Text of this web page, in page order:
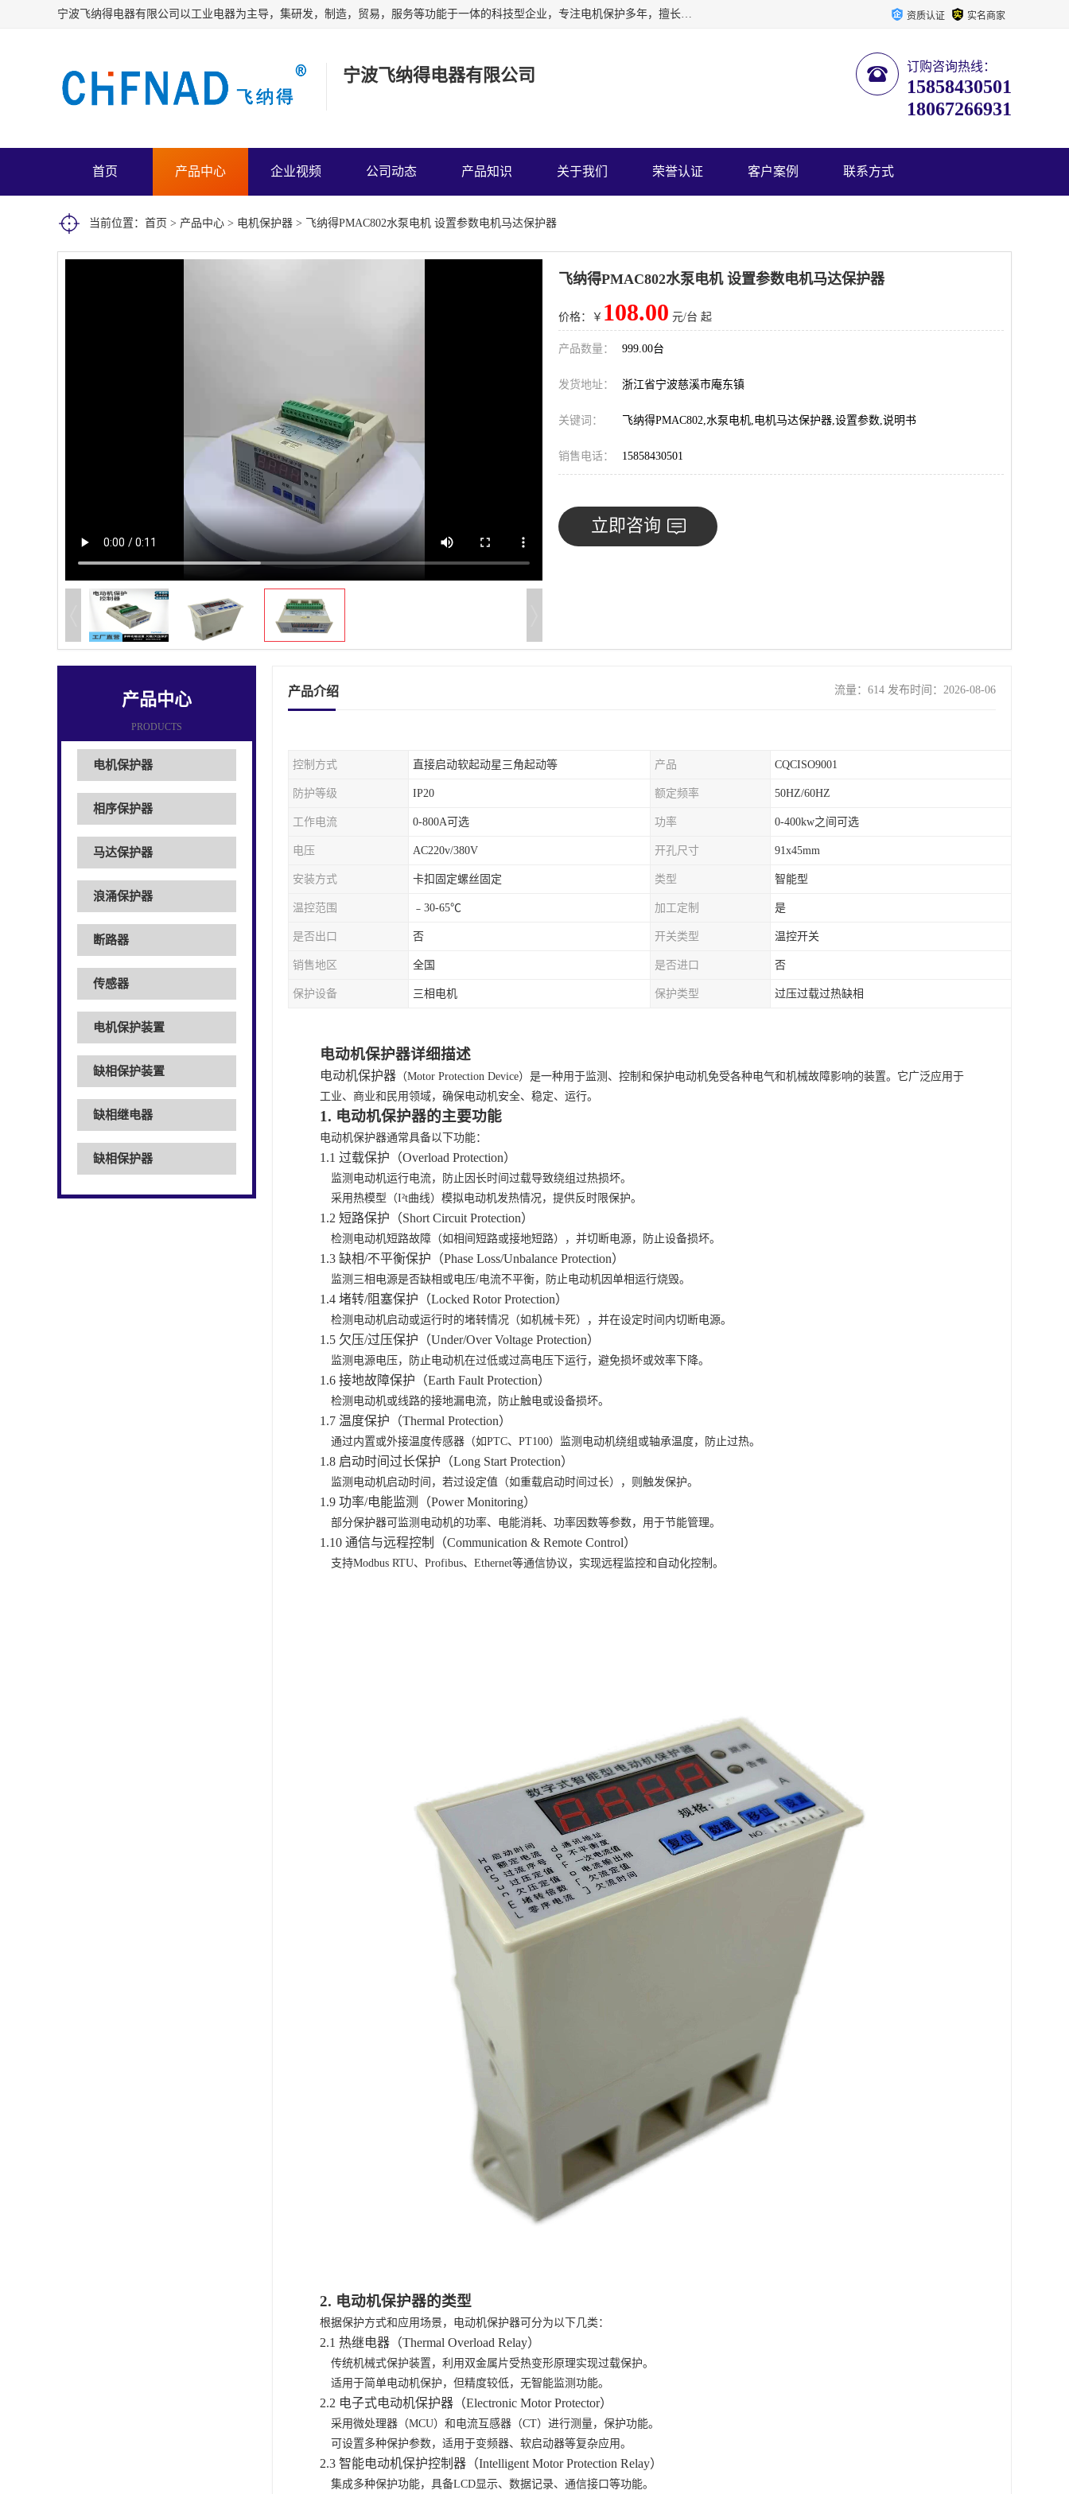
宁波飞纳得电器有限公司以工业电器为主导，集研发，制造，贸易，服务等功能于一体的科技型企业，专注电机保护多年，擅长单片机技术在工业控制、电力电子、汽车电子等领域的应用。主要产品有电机保护器，缺相保护器，相序保护器，电压电流表，浪涌保护器，温控器等我们的使命是通过系统的解决方案为客户创造高的价值，我们也热诚欢迎国内外客户来公司考察交流。 资质认证 实名商家
宁波飞纳得电器有限公司 订购咨询热线：
15858430501
18067266931
首页 产品中心 企业视频 公司动态 产品知识 关于我们 荣誉认证 客户案例 联系方式
当前位置： 首页 > 产品中心 > 电机保护器 > 飞纳得PMAC802水泵电机 设置参数电机马达保护器
飞纳得PMAC802水泵电机 设置参数电机马达保护器
价格：￥ 108.00 元/台 起
产品数量： 999.00台
发货地址： 浙江省宁波慈溪市庵东镇
关键词： 飞纳得PMAC802,水泵电机,电机马达保护器,设置参数,说明书
销售电话： 15858430501
立即咨询
产品中心
PRODUCTS
电机保护器
相序保护器
马达保护器
浪涌保护器
断路器
传感器
电机保护装置
缺相保护装置
缺相继电器
缺相保护器
产品介绍 流量：614 发布时间：2026-08-06
控制方式 直接启动软起动星三角起动等 产品 CQCISO9001
防护等级 IP20 额定频率 50HZ/60HZ
工作电流 0-800A可选 功率 0-400kw之间可选
电压 AC220v/380V 开孔尺寸 91x45mm
安装方式 卡扣固定螺丝固定 类型 智能型
温控范围 ﹣30-65℃ 加工定制 是
是否出口 否 开关类型 温控开关
销售地区 全国 是否进口 否
保护设备 三相电机 保护类型 过压过载过热缺相
电动机保护器详细描述
电动机保护器 （Motor Protection Device）是一种用于监测、控制和保护电动机免受各种电气和机械故障影响的装置。它广泛应用于
工业、商业和民用领域，确保电动机安全、稳定、运行。
1. 电动机保护器的主要功能
电动机保护器通常具备以下功能：
1.1 过载保护（Overload Protection）
监测电动机运行电流，防止因长时间过载导致绕组过热损坏。
采用热模型（I²t曲线）模拟电动机发热情况，提供反时限保护。
1.2 短路保护（Short Circuit Protection）
检测电动机短路故障（如相间短路或接地短路），并切断电源，防止设备损坏。
1.3 缺相/不平衡保护（Phase Loss/Unbalance Protection）
监测三相电源是否缺相或电压/电流不平衡，防止电动机因单相运行烧毁。
1.4 堵转/阻塞保护（Locked Rotor Protection）
检测电动机启动或运行时的堵转情况（如机械卡死），并在设定时间内切断电源。
1.5 欠压/过压保护（Under/Over Voltage Protection）
监测电源电压，防止电动机在过低或过高电压下运行，避免损坏或效率下降。
1.6 接地故障保护（Earth Fault Protection）
检测电动机或线路的接地漏电流，防止触电或设备损坏。
1.7 温度保护（Thermal Protection）
通过内置或外接温度传感器（如PTC、PT100）监测电动机绕组或轴承温度，防止过热。
1.8 启动时间过长保护（Long Start Protection）
监测电动机启动时间，若过设定值（如重载启动时间过长），则触发保护。
1.9 功率/电能监测（Power Monitoring）
部分保护器可监测电动机的功率、电能消耗、功率因数等参数，用于节能管理。
1.10 通信与远程控制（Communication & Remote Control）
支持Modbus RTU、Profibus、Ethernet等通信协议，实现远程监控和自动化控制。
2. 电动机保护器的类型
根据保护方式和应用场景，电动机保护器可分为以下几类：
2.1 热继电器（Thermal Overload Relay）
传统机械式保护装置，利用双金属片受热变形原理实现过载保护。
适用于简单电动机保护，但精度较低，无智能监测功能。
2.2 电子式电动机保护器（Electronic Motor Protector）
采用微处理器（MCU）和电流互感器（CT）进行测量，保护功能。
可设置多种保护参数，适用于变频器、软启动器等复杂应用。
2.3 智能电动机保护控制器（Intelligent Motor Protection Relay）
集成多种保护功能，具备LCD显示、数据记录、通信接口等功能。